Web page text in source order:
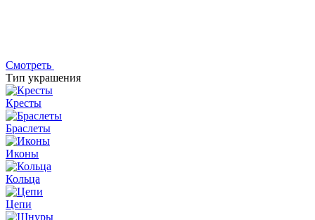
Смотреть
Тип украшения
Кресты
Браслеты
Иконы
Кольца
Цепи